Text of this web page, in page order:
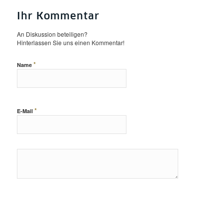
Ihr Kommentar
An Diskussion beteiligen?
Hinterlassen Sie uns einen Kommentar!
Name *
E-Mail *